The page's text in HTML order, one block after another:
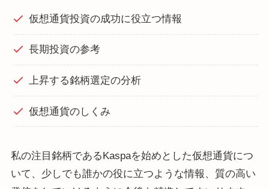
仮想通貨投資の成功に役立つ情報
長期投資の参考
上昇する銘柄選定の分析
仮想通貨のしくみ
私の注目銘柄であるKaspaを始めとした仮想通貨につ
いて、少しでも誰かの役に立つような情報、質の高い